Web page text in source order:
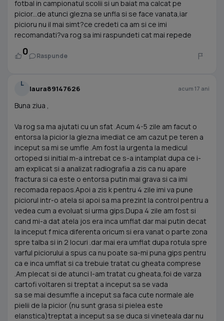
fotbal in campionatul scolii si un baiat ma calcat pe
picior...de atunci glezna se unfla si se face vanata,iar
picioru nu il mai simt?ce credeti ca am si ce imi
recomandati?va rog sa imi raspundeti cat mai repede
0 Raspunde
L
laura89147626 acum 17 ani
Buna ziua ,
Va rog sa ma ajutati cu un sfat .Acum 4-5 zile am facut o
entorsa la picior la glezna imediat ce am cazut pe teren a
inceput sa mi se umfle .Am fost la urgenta la medicul
ortoped si initial m-a intrebat ce s-a intamplat dupa ce i-
am explicat si a analizat radiografia a zis ca nu apare
fractura si ca este o entorsa putin mai grava si ca imi
recomada repaos.Apoi a zis k pentru 4 zile imi va pune
piciorul intr-o atela si apoi sa ma prezint la control pentru a
vedea cum a evoluat si urma gips.Dupa 4 zile am fost si
cand mi-a dat atela jos era inca umflat dar mai putin decat
la inceput f mica diferenta oricum si era vanat o parte zona
spre talba si in 2 locuri .dar mai era umflat dupa rotula spre
varful piciorului a spus ca nu poate sa-mi puna gips pentru
ca e inca umflat si ca trebuie tratat cu gheata comprese
.Am plecat si de atunci l-am tratat cu gheata,foi de varza
cartofi voltaren si treptat a inceput sa se vada
sa se mai desumfle a inceput sa faca cute normale ale
pielii de la picior (nu sunt grasa si pielea este
elanstica)treptat a inceput sa se duca si vineteala dar nu